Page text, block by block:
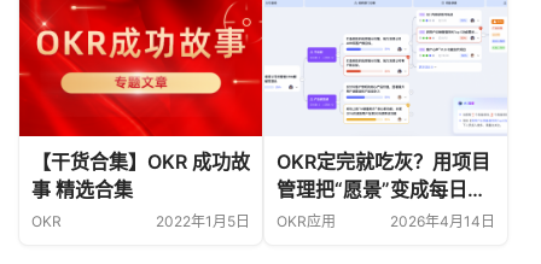
【干货合集】OKR 成功故
事 精选合集
OKR 2022年1月5日
OKR定完就吃灰？用项目
管理把“愿景”变成每日行
动清单
OKR应用 2026年4月14日